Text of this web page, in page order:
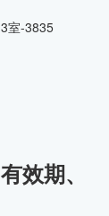
室-3835
效期、